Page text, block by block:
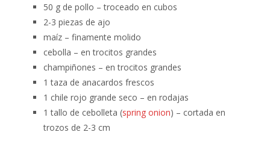
50 g de pollo – troceado en cubos
2-3 piezas de ajo
maíz – finamente molido
cebolla – en trocitos grandes
champiñones – en trocitos grandes
1 taza de anacardos frescos
1 chile rojo grande seco – en rodajas
1 tallo de cebolleta (spring onion) – cortada en
trozos de 2-3 cm